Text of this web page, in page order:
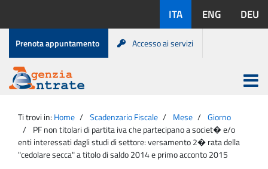
contenuto
disponibili:
ITA ENG DEU
Menu
di
servizio
Prenota appuntamento Accesso ai servizi
Agenzia
Entrate
Apri
menu
principale
Ti trovi in: Home Scadenzario Fiscale Mese
Giorno
PF non titolari di partita iva che partecipano a societ� e/o
enti interessati dagli studi di settore: versamento 2� rata della
"cedolare secca" a titolo di saldo 2014 e primo acconto 2015